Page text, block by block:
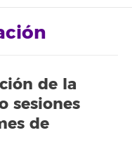
de la
sesiones
de